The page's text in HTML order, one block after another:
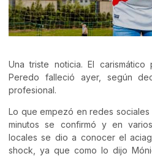
Una triste noticia. El carismático
Peredo falleció ayer, según
profesional.
Lo que empezó en redes
minutos se confirmó y en
locales se dio a conocer el
shock, ya que como lo dijo